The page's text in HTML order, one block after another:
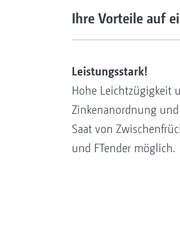
Ihre Vorteile auf
Leistungsstark!
Hohe Leichtzügigkeit
Zinkenanordnung
Saat von
und FTender möglich.